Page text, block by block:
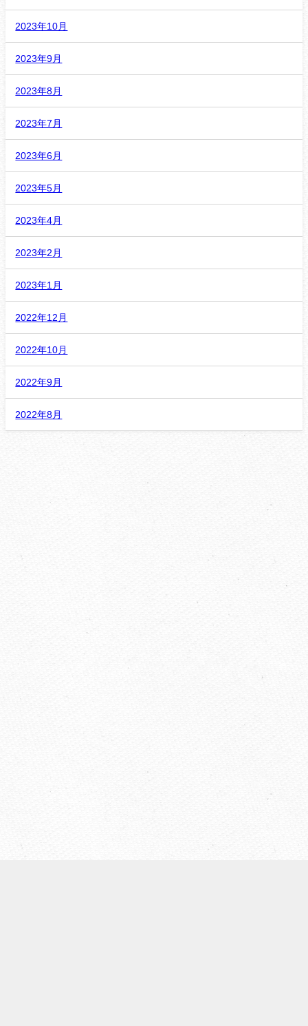
2023年10月
2023年9月
2023年8月
2023年7月
2023年6月
2023年5月
2023年4月
2023年2月
2023年1月
2022年12月
2022年10月
2022年9月
2022年8月